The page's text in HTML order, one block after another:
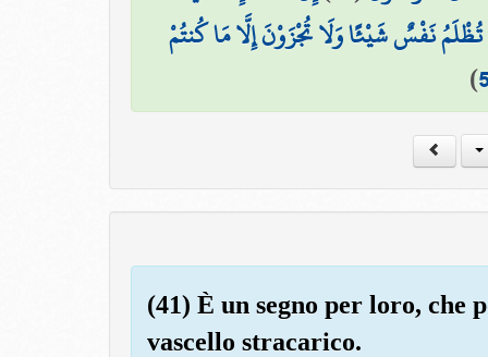
تُظْلَمُ نَفْسٌ شَيْئًا وَلَا تُجْزَوْنَ إِلَّا مَا كُنتُمْ
)
(41) È un segno per loro, che
vascello stracarico.